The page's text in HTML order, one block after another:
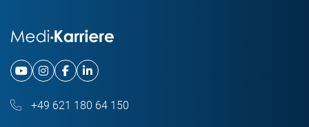
+49 621 180 64 150